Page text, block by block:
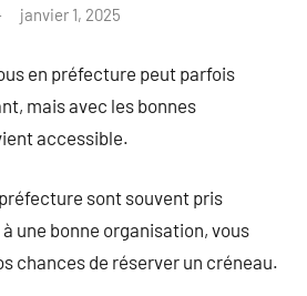
janvier 1, 2025
en préfecture peut parfois
mais avec les bonnes
accessible.
sont souvent pris
à une bonne organisation, vous
chances de réserver un créneau.